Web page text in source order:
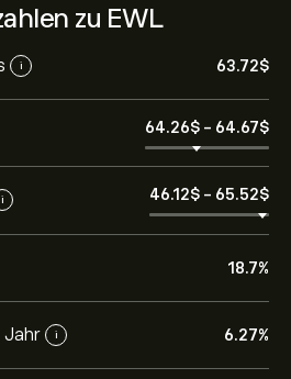
zu EWL
i 63.72‎$‎
64.26‎$‎ - 64.67‎$‎
i 46.12‎$‎ - 65.52‎$‎
18.7%
Jahr i 6.27%